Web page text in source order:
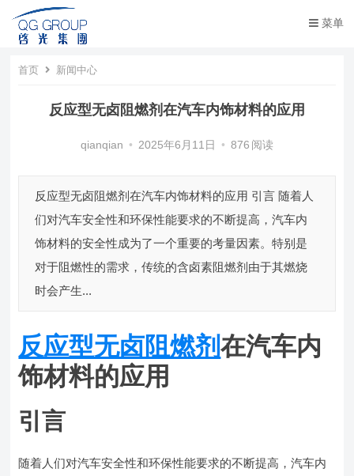
菜单
首页 新闻中心
反应型无卤阻燃剂在汽车内饰材料的应用
qianqian • 2025年6月11日 • 876 阅读
反应型无卤阻燃剂在汽车内饰材料的应用 引言 随着人
们对汽车安全性和环保性能要求的不断提高，汽车内
饰材料的安全性成为了一个重要的考量因素。特别是
对于阻燃性的需求，传统的含卤素阻燃剂由于其燃烧
时会产生...
反应型无卤阻燃剂在汽车内
饰材料的应用
引言
随着人们对汽车安全性和环保性能要求的不断提高，汽车内